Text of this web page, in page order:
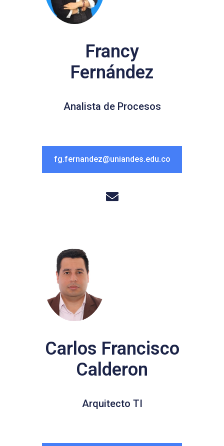
Francy
Fernández
Analista de Procesos
fg.fernandez@uniandes.edu.co
Carlos Francisco
Calderon
Arquitecto TI